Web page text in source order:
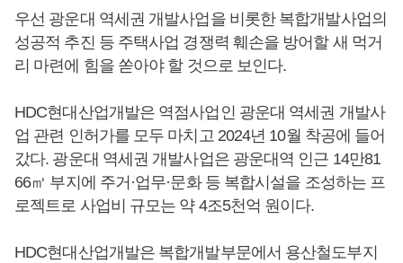
우선 광운대 역세권 개발사업을 비롯한 복합개발사업의
성공적 추진 등 주택사업 경쟁력 훼손을 방어할 새 먹거
리 마련에 힘을 쏟아야 할 것으로 보인다.
HDC현대산업개발은 역점사업인 광운대 역세권 개발사
업 관련 인허가를 모두 마치고 2024년 10월 착공에 들어
갔다. 광운대 역세권 개발사업은 광운대역 인근 14만81
66㎡ 부지에 주거·업무·문화 등 복합시설을 조성하는 프
로젝트로 사업비 규모는 약 4조5천억 원이다.
HDC현대산업개발은 복합개발부문에서 용산철도부지